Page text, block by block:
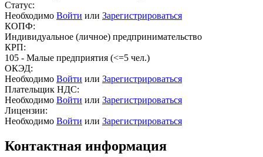
Статус:
Необходимо Войти или Зарегистрироваться
КОПФ:
Индивидуальное (личное) предпринимательство
КРП:
105 - Малые предприятия (<=5 чел.)
ОКЭД:
Необходимо Войти или Зарегистрироваться
Плательщик НДС:
Необходимо Войти или Зарегистрироваться
Лицензии:
Необходимо Войти или Зарегистрироваться
Контактная информация